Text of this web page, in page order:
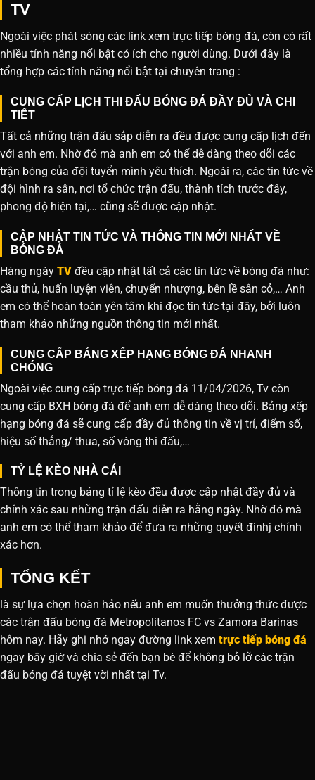
TV
Ngoài việc phát sóng các link xem trực tiếp bóng đá, còn có rất
nhiều tính năng nổi bật có ích cho người dùng. Dưới đây là
tổng hợp các tính năng nổi bật tại chuyên trang :
CUNG CẤP LỊCH THI ĐẤU BÓNG ĐÁ ĐẦY ĐỦ VÀ CHI
TIẾT
Tất cả những trận đấu sắp diễn ra đều được cung cấp lịch đến
với anh em. Nhờ đó mà anh em có thể dễ dàng theo dõi các
trận bóng của đội tuyển mình yêu thích. Ngoài ra, các tin tức về
đội hình ra sân, nơi tổ chức trận đấu, thành tích trước đây,
phong độ hiện tại,… cũng sẽ được cập nhật.
CẬP NHẬT TIN TỨC VÀ THÔNG TIN MỚI NHẤT VỀ
BÓNG ĐÁ
Hàng ngày TV đều cập nhật tất cả các tin tức về bóng đá như:
cầu thủ, huấn luyện viên, chuyển nhượng, bên lề sân cỏ,… Anh
em có thể hoàn toàn yên tâm khi đọc tin tức tại đây, bởi luôn
tham khảo những nguồn thông tin mới nhất.
CUNG CẤP BẢNG XẾP HẠNG BÓNG ĐÁ NHANH
CHÓNG
Ngoài việc cung cấp trực tiếp bóng đá 11/04/2026, Tv còn
cung cấp BXH bóng đá để anh em dễ dàng theo dõi. Bảng xếp
hạng bóng đá sẽ cung cấp đầy đủ thông tin về vị trí, điểm số,
hiệu số thắng/ thua, số vòng thi đấu,…
TỶ LỆ KÈO NHÀ CÁI
Thông tin trong bảng tỉ lệ kèo đều được cập nhật đầy đủ và
chính xác sau những trận đấu diễn ra hằng ngày. Nhờ đó mà
anh em có thể tham khảo để đưa ra những quyết đinhj chính
xác hơn.
TỔNG KẾT
là sự lựa chọn hoàn hảo nếu anh em muốn thưởng thức được
các trận đấu bóng đá Metropolitanos FC vs Zamora Barinas
hôm nay. Hãy ghi nhớ ngay đường link xem trực tiếp bóng đá
ngay bây giờ và chia sẻ đến bạn bè để không bỏ lỡ các trận
đấu bóng đá tuyệt vời nhất tại Tv.